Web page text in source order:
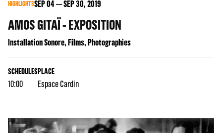
HIGHLIGHTSSEP04 SEP30, 2019
AMOS GITAÏ - EXPOSITION
Installation Sonore, Films, Photographies
SCHEDULES
10:00
PLACE
Espace Cardin